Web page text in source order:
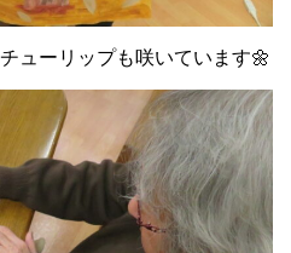
ューリップも咲いています🌼